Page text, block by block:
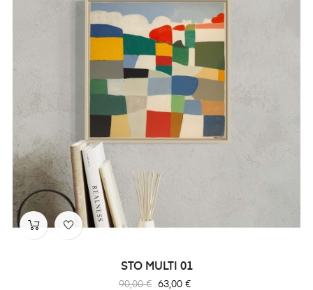
STO MULTI 01
Prix
90,00 € Prix
63,00 €